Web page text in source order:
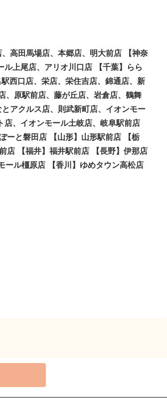
高田馬場店、本郷店、明大前店
【神奈
ル上尾店、アリオ川口店 【千葉】
らら
西口店、栄店、栄住吉店、錦通店、新
、原駅前店、藤が丘店、岩倉店、鶴舞
アクルス店、則武新町店、イオンモー
店、イオンモール土岐店、岐阜駅前店
ーと磐田店 【山形】 山形駅前店
【栃
店 【福井】 福井駅前店 【長野】 伊那店
ール橿原店 【香川】 ゆめタウン高松店